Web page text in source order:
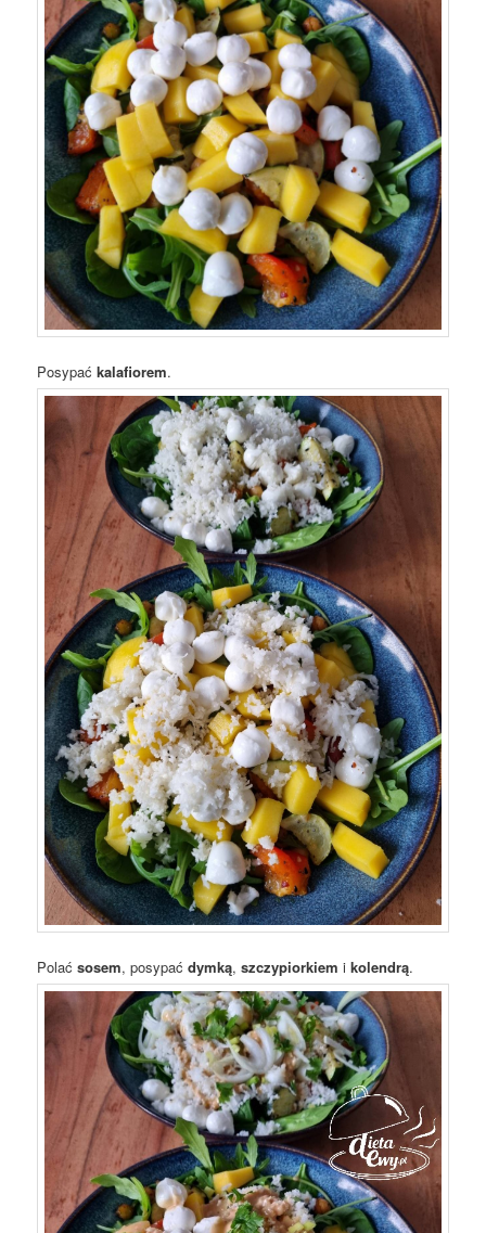
Posypaćkalafiorem.
Polaćsosem, posypaćdymką,szczypiorkiem ikolendrą.